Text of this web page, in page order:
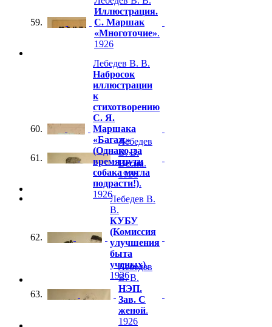
59.
Иллюстрация.
С. Маршак
«Многоточие».
1926
60.
Лебедев В. В.
Набросок
иллюстрации
к
стихотворению
С. Я.
Маршака
«Багаж»
(Однако, за
время пути
собака могла
подрасти!).
1926
61.
Лебедев
В. В.
Весна.
1926
62.
Лебедев В.
В.
КУБУ
(Комиссия
улучшения
быта
ученых).
1926
63.
Лебедев
В. В.
НЭП.
Зав. С
женой.
1926